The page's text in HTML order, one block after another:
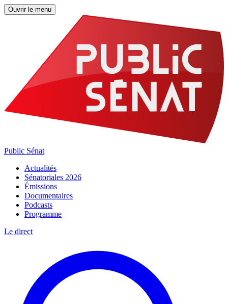
Ouvrir le menu
Public Sénat
Actualités
Sénatoriales 2026
Émissions
Documentaires
Podcasts
Programme
Le direct